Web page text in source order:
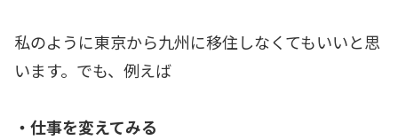
私のように東京から九州に移住しなくてもいいと思
います。でも、例えば
・仕事を変えてみる